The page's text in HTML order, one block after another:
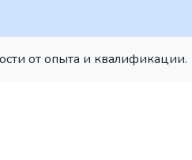
от опыта и квалификации.